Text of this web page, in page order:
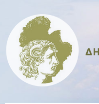
content
sidebar
sidebar
footer